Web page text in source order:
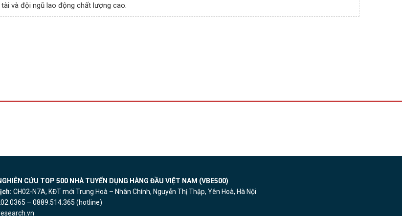
và đội ngũ lao động chất lượng cao.
CỨU TOP 500 NHÀ TUYỂN DỤNG HÀNG ĐẦU VIỆT NAM (VBE500)
CH02-N7A, KĐT mới Trung Hoà – Nhân Chính, Nguyễn Thị Thập, Yên Hoà, Hà Nội
– 0889.514.365 (hotline)